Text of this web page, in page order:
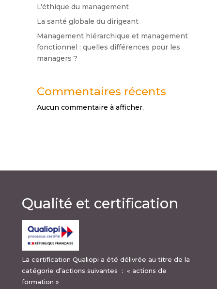
L’éthique du management
La santé globale du dirigeant
Management hiérarchique et management
fonctionnel : quelles différences pour les
managers ?
Commentaires récents
Aucun commentaire à afficher.
Qualité et certification
La certification Qualiopi a été délivrée au titre de la
catégorie d’actions suivantes : « actions de
formation »